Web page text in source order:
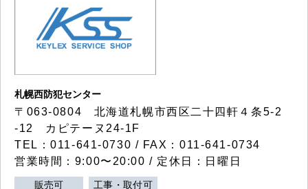
札幌西防犯センター
〒063-0804 北海道札幌市西区二十四軒４条5-2
-12 カピテーヌ24-1F
TEL：011-641-0730 / FAX：011-641-0734
営業時間：9:00〜20:00 / 定休日：日曜日
販売可 工事・取付可